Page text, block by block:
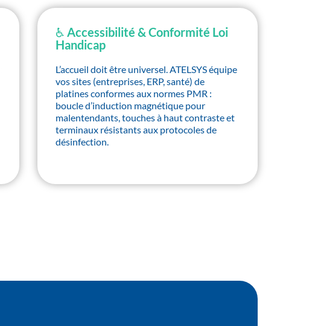
♿ Accessibilité & Conformité Loi
Handicap
L’accueil doit être universel. ATELSYS équipe
vos sites (entreprises, ERP, santé) de
platines conformes aux normes PMR :
boucle d’induction magnétique pour
malentendants, touches à haut contraste et
terminaux résistants aux protocoles de
désinfection.